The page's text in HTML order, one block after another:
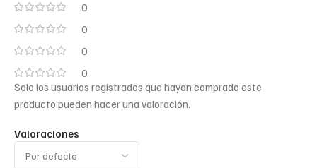
0
0
0
0
Valoraciones
Solo los usuarios registrados que hayan comprado este
producto pueden hacer una valoración.